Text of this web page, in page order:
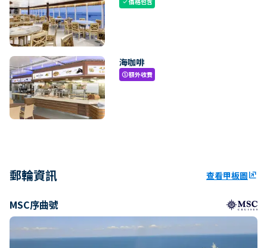
check
海咖啡
paid額外收費
郵輪資訊 查看甲板圖ungroup
MSC序曲號